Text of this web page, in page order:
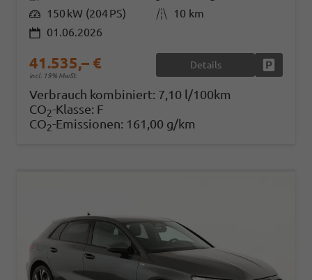
Leistung 150 kW (204 PS) Kilometerstand 10 km
01.06.2026
41.535,– €
incl. 19% MwSt.
Details
Verbrauch kombiniert: 7,10 l/100km
CO2-Klasse: F
CO2-Emissionen: 161,00 g/km